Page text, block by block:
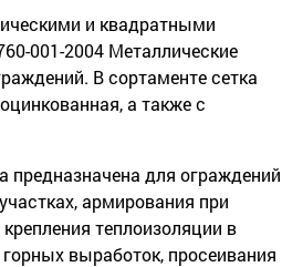
и квадратными
001-2004 Металлические
В сортаменте сетка
а также с
предназначена для ограждений
армирования при
теплоизоляции в
горных выработок, просеивания